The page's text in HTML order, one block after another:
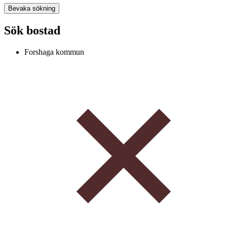
Bevaka sökning
Sök bostad
Forshaga kommun